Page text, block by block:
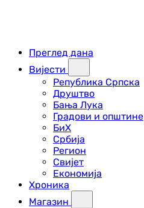
Преглед дана
Вијести
Република Српска
Друштво
Бања Лука
Градови и општине
БиХ
Србија
Регион
Свијет
Економија
Хроника
Магазин